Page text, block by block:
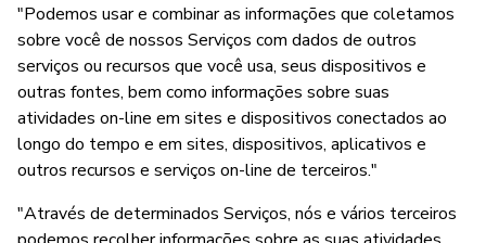
"Podemos usar e combinar as informações que coletamos
sobre você de nossos Serviços com dados de outros
serviços ou recursos que você usa, seus dispositivos e
outras fontes, bem como informações sobre suas
atividades on-line em sites e dispositivos conectados ao
longo do tempo e em sites, dispositivos, aplicativos e
outros recursos e serviços on-line de terceiros."
"Através de determinados Serviços, nós e vários terceiros